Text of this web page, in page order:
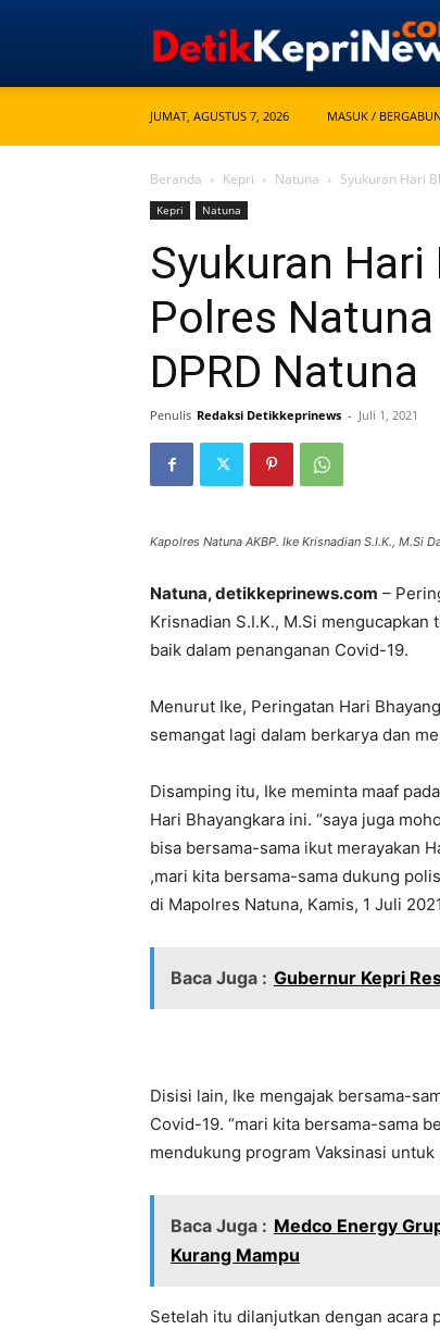
JUMAT, AGUSTUS 7, 2026 MASUK /
Beranda Kepri Natuna Syukuran Hari
Kepri Natuna
Syukuran Hari
Polres
DPRD Natuna
Penulis Redaksi Detikkeprinews - Juli 1, 2021
Kapolres Natuna AKBP. Ike Krisnadian S.I.K., M.Si
Natuna, detikkeprinews.com –
Krisnadian S.I.K., M.Si
baik dalam penanganan Covid-19.
Menurut Ike, Peringatan Hari
semangat lagi dalam berkarya dan
Disamping itu, Ike meminta maaf
Hari Bhayangkara ini. “saya juga
bisa bersama-sama ikut merayakan
,mari kita bersama-sama dukung
di Mapolres Natuna, Kamis, 1 Juli
Baca Juga : Gubernur Kepri
Disisi lain, Ike mengajak bersama-
Covid-19. “mari kita bersama-sama
mendukung program Vaksinasi
Baca Juga : Medco Energy
Kurang Mampu
Setelah itu dilanjutkan dengan acara